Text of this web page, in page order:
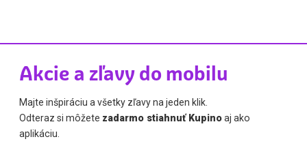
Akcie a zľavy do mobilu
Majte inšpiráciu a všetky zľavy na jeden klik.
Odteraz si môžete zadarmo stiahnuť Kupinoaj ako
aplikáciu.